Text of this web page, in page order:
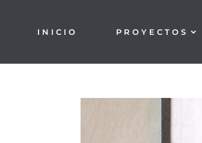
INICIO PROYECTOS